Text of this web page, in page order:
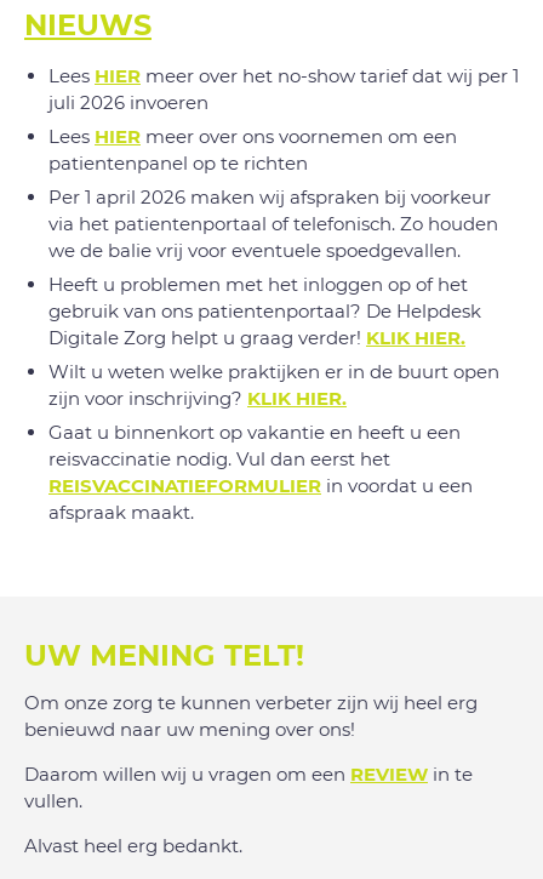
NIEUWS
Lees HIER meer over het no-show tarief dat wij per 1
juli 2026 invoeren
Lees HIER meer over ons voornemen om een
patientenpanel op te richten
Per 1 april 2026 maken wij afspraken bij voorkeur
via het patientenportaal of telefonisch. Zo houden
we de balie vrij voor eventuele spoedgevallen.
Heeft u problemen met het inloggen op of het
gebruik van ons patientenportaal? De Helpdesk
Digitale Zorg helpt u graag verder! KLIK HIER.
Wilt u weten welke praktijken er in de buurt open
zijn voor inschrijving? KLIK HIER.
Gaat u binnenkort op vakantie en heeft u een
reisvaccinatie nodig. Vul dan eerst het
REISVACCINATIEFORMULIER in voordat u een
afspraak maakt.
UW MENING TELT!
Om onze zorg te kunnen verbeter zijn wij heel erg
benieuwd naar uw mening over ons!
Daarom willen wij u vragen om een REVIEW in te
vullen.
Alvast heel erg bedankt.